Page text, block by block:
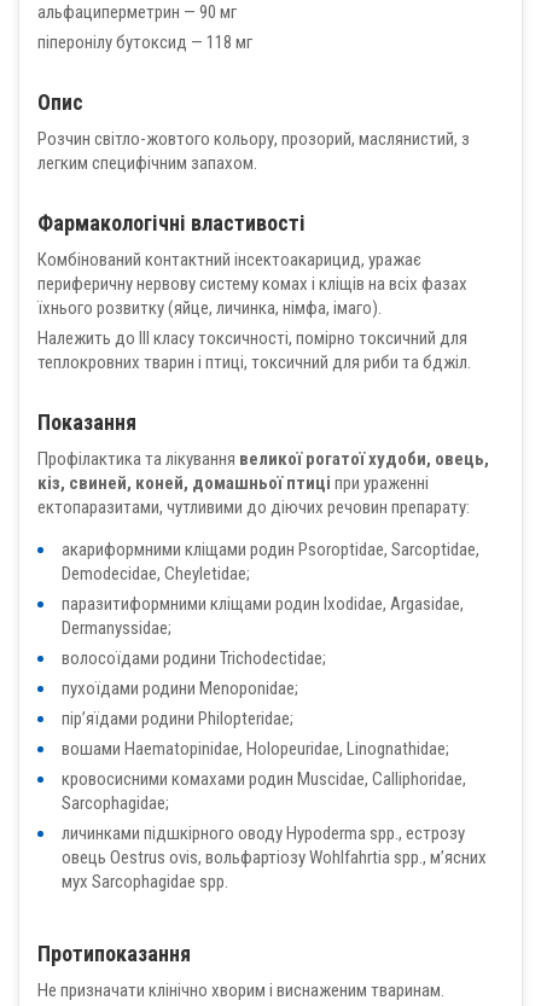
альфациперметрин — 90 мг
піперонілу бутоксид — 118 мг
Опис
Розчин світло-жовтого кольору, прозорий, маслянистий, з
легким специфічним запахом.
Фармакологічні властивості
Комбінований контактний інсектоакарицид, уражає
периферичну нервову систему комах і кліщів на всіх фазах
їхнього розвитку (яйце, личинка, німфа, імаго).
Належить до III класу токсичності, помірно токсичний для
теплокровних тварин і птиці, токсичний для риби та бджіл.
Показання
Профілактика та лікування великої рогатої худоби, овець,
кіз, свиней, коней, домашньої птиці при ураженні
ектопаразитами, чутливими до діючих речовин препарату:
акариформними кліщами родин Psoroptidae, Sarcoptidae,
Demodecidae, Cheyletidae;
паразитиформними кліщами родин Ixodidae, Argasidae,
Dermanyssidae;
волосоїдами родини Trichodectidae;
пухоїдами родини Menoponidae;
пірʼяїдами родини Philopteridae;
вошами Haematopinidae, Holopeuridae, Linognathidae;
кровосисними комахами родин Muscidae, Calliphoridae,
Sarcophagidae;
личинками підшкірного оводу Hypoderma spp., естрозу
овець Oestrus ovis, вольфартіозу Wohlfahrtia spp., м’ясних
мух Sarcophagidae spp.
Протипоказання
Не призначати клінічно хворим і виснаженим тваринам.